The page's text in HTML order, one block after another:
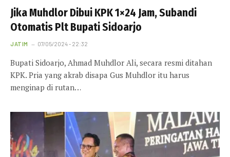
Jika Muhdlor Dibui KPK 1×24 Jam, Subandi
Otomatis Plt Bupati Sidoarjo
JATIM 07/05/2024 - 22:32
Bupati Sidoarjo, Ahmad Muhdlor Ali, secara resmi ditahan
KPK. Pria yang akrab disapa Gus Muhdlor itu harus
menginap di rutan…